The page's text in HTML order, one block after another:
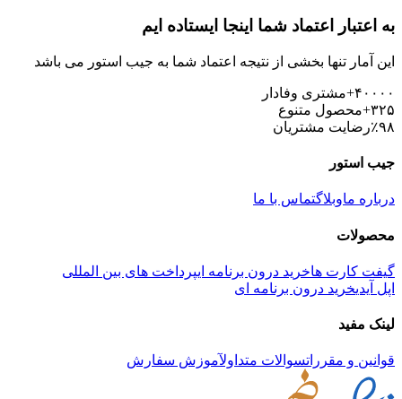
به اعتبار اعتماد شما اینجا ایستاده ایم
این آمار تنها بخشی از نتیجه اعتماد شما به جیب استور می باشد
+۴۰۰۰۰مشتری وفادار
+۳۲۵محصول متنوع
٪۹۸رضایت مشتریان
جیب استور
درباره ماوبلاگتماس با ما
محصولات
گیفت کارت هاخرید درون برنامه ایپرداخت های بین المللی
اپل آیدیخرید درون برنامه ای
لینک مفید
قوانین و مقرراتسوالات متداولآموزش سفارش